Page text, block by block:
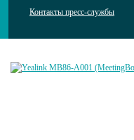
Контакты пресс-службы